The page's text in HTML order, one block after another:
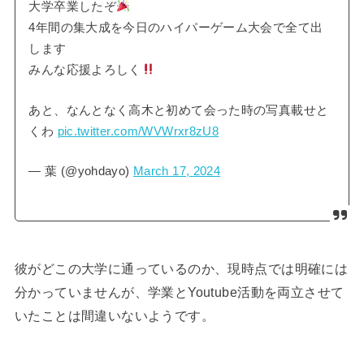
大学卒業したぞ
4年間の集大成を今日のハイパーゲーム大会で全て出
します
みんな応援よろしく
あと、なんとなく高木と初めて会った時の写真載せと
くわ pic.twitter.com/WVWrxr8zU8
— 葉 (@yohdayo) March 17, 2024
彼がどこの大学に通っているのか、現時点では明確には
分かっていませんが、学業とYoutube活動を両立させて
いたことは間違いないようです。